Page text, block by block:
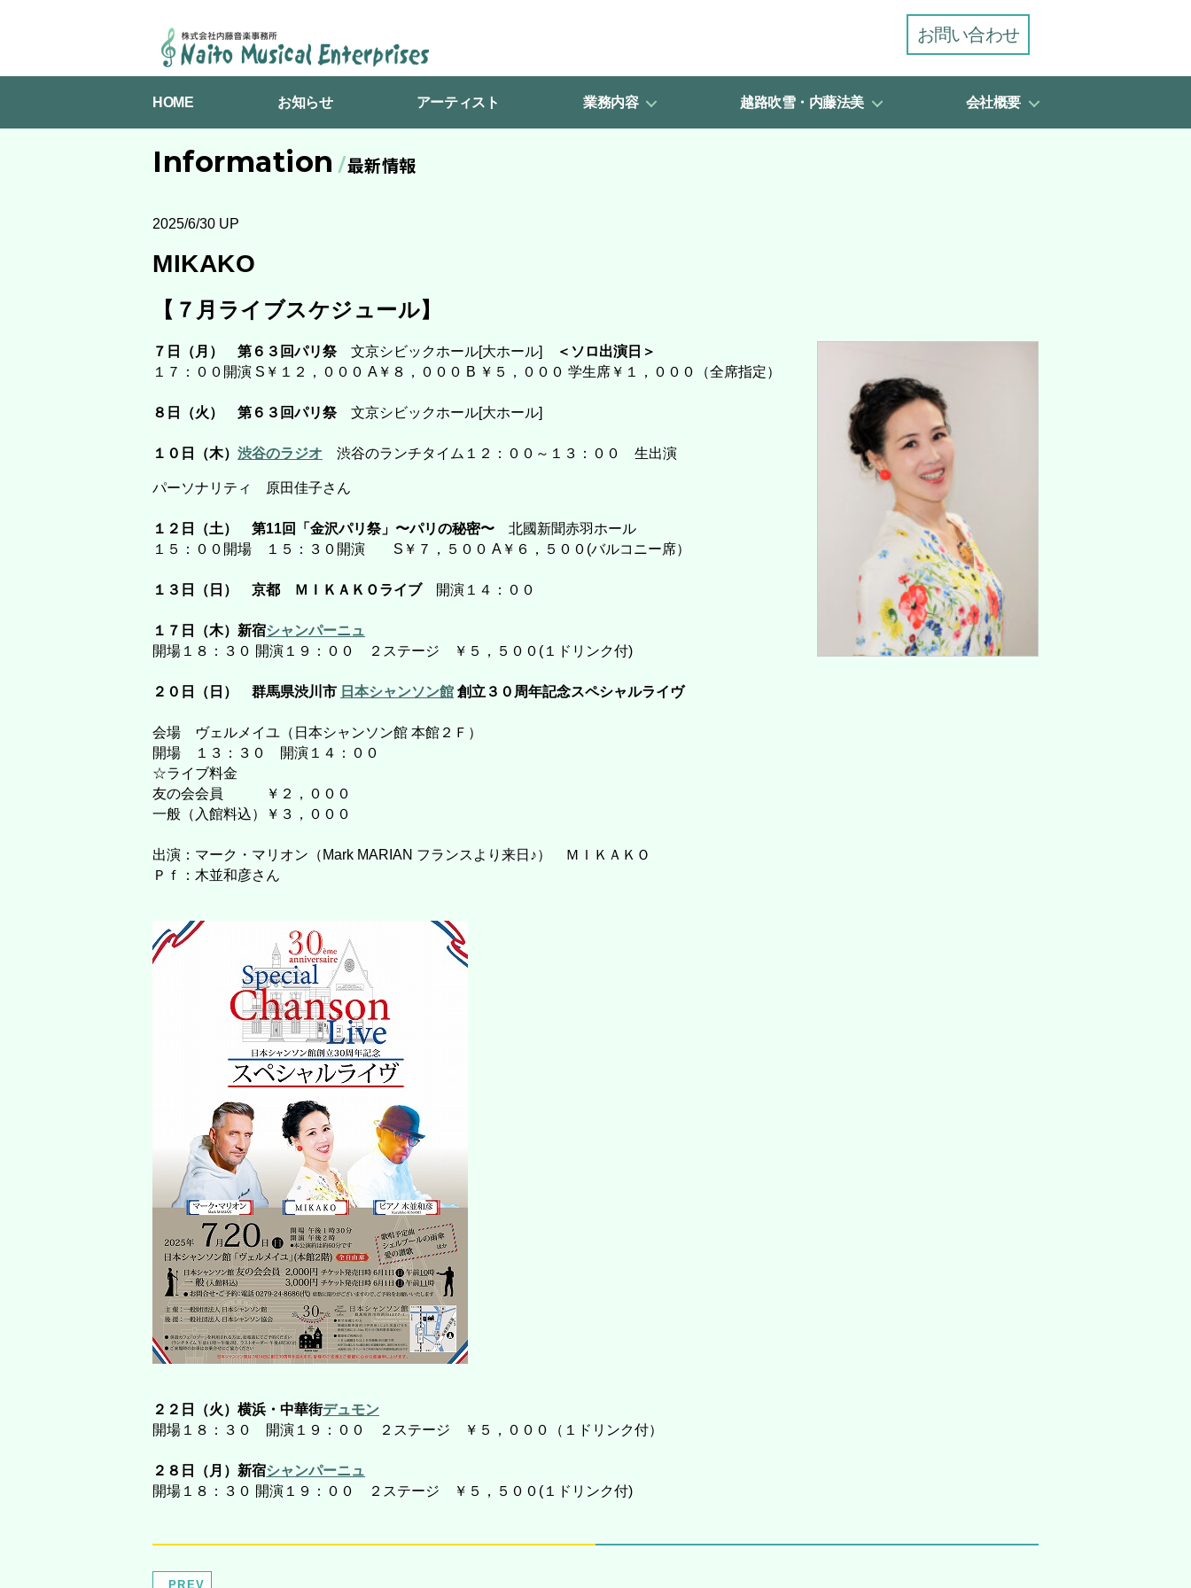
NAITO
ENTERPRISES
お問い合わせ
HOME お知らせ アーティスト 業務内容 越路吹雪・内藤法美 会社概要
Information 最新情報
2025/6/30 UP
MIKAKO
【７月ライブスケジュール】
７日（月） 第６３回パリ祭文京シビックホール[大ホール]
＜ソロ出演日＞
１７：００開演 S￥１２，０００ A￥８，０００ B ￥５，０００ 学生席￥１，０００（全席指定）
８日（火） 第６３回パリ祭文京シビックホール[大ホール]
１０日（木） 渋谷のラジオ 渋谷のランチタイム１２：００～１３：００ 生出演
パーソナリティ 原田佳子さん
１２日（土） 第11回「金沢パリ祭」〜パリの秘密〜 北國新聞赤羽ホール
１５：００開場 １５：３０開演 S￥７，５００ A￥６，５００(バルコニー席）
１３日（日） 京都 ＭＩＫＡＫＯライブ開演１４：００
１７日（木）新宿シャンパーニュ
開場１８：３０ 開演１９：００ ２ステージ ￥５，５００(１ドリンク付)
２０日（日） 群馬県渋川市 日本シャンソン館 創立３０周年記念スペシャルライヴ
会場 ヴェルメイユ（日本シャンソン館 本館２Ｆ）
開場 １３：３０ 開演１４：００
☆ライブ料金
友の会会員 ￥２，０００
一般（入館料込）￥３，０００
出演：マーク・マリオン（Mark MARIAN フランスより来日♪） ＭＩＫＡＫＯ
Ｐｆ：木並和彦さん
２２日（火）横浜・中華街デュモン
開場１８：３０ 開演１９：００ ２ステージ ￥５，０００（１ドリンク付）
２８日（月）新宿シャンパーニュ
開場１８：３０ 開演１９：００ ２ステージ ￥５，５００(１ドリンク付)
PREV